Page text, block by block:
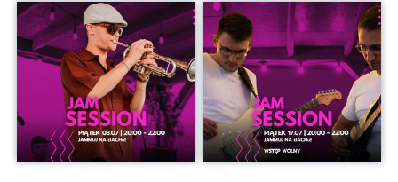
Kliknij, aby powiększyć Kliknij, aby powiększyć